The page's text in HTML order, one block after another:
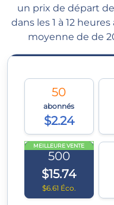
un prix de départ
dans les 1 à 12
moyenne de de
50
abonnés
$2.24
MEILLEURE VENTE
500
$15.74
$6.61 Éco.